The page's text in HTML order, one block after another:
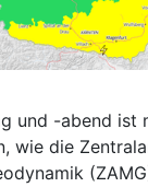
und -abend ist
wie die